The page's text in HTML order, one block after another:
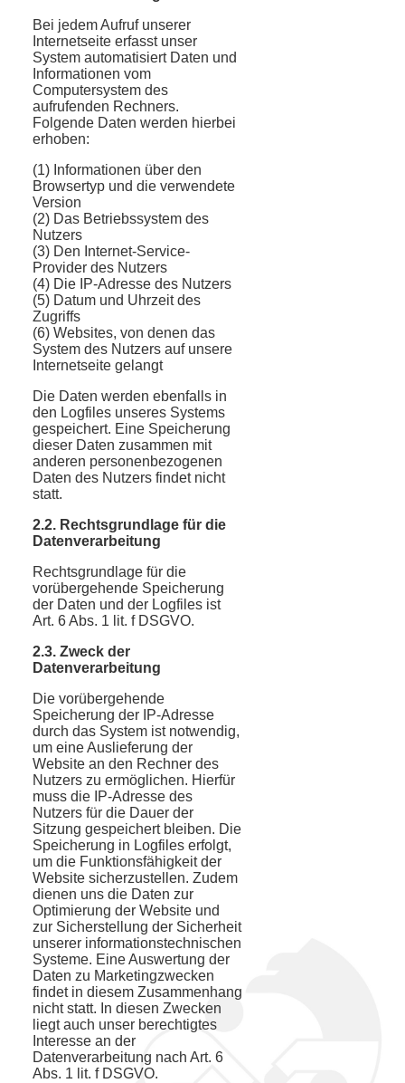
Bei jedem Aufruf unserer
Internetseite erfasst unser
System automatisiert Daten und
Informationen vom
Computersystem des
aufrufenden Rechners.
Folgende Daten werden hierbei
erhoben:
(1) Informationen über den
Browsertyp und die verwendete
Version
(2) Das Betriebssystem des
Nutzers
(3) Den Internet-Service-
Provider des Nutzers
(4) Die IP-Adresse des Nutzers
(5) Datum und Uhrzeit des
Zugriffs
(6) Websites, von denen das
System des Nutzers auf unsere
Internetseite gelangt
Die Daten werden ebenfalls in
den Logfiles unseres Systems
gespeichert. Eine Speicherung
dieser Daten zusammen mit
anderen personenbezogenen
Daten des Nutzers findet nicht
statt.
2.2. Rechtsgrundlage für die
Datenverarbeitung
Rechtsgrundlage für die
vorübergehende Speicherung
der Daten und der Logfiles ist
Art. 6 Abs. 1 lit. f DSGVO.
2.3. Zweck der
Datenverarbeitung
Die vorübergehende
Speicherung der IP-Adresse
durch das System ist notwendig,
um eine Auslieferung der
Website an den Rechner des
Nutzers zu ermöglichen. Hierfür
muss die IP-Adresse des
Nutzers für die Dauer der
Sitzung gespeichert bleiben. Die
Speicherung in Logfiles erfolgt,
um die Funktionsfähigkeit der
Website sicherzustellen. Zudem
dienen uns die Daten zur
Optimierung der Website und
zur Sicherstellung der Sicherheit
unserer informationstechnischen
Systeme. Eine Auswertung der
Daten zu Marketingzwecken
findet in diesem Zusammenhang
nicht statt. In diesen Zwecken
liegt auch unser berechtigtes
Interesse an der
Datenverarbeitung nach Art. 6
Abs. 1 lit. f DSGVO.